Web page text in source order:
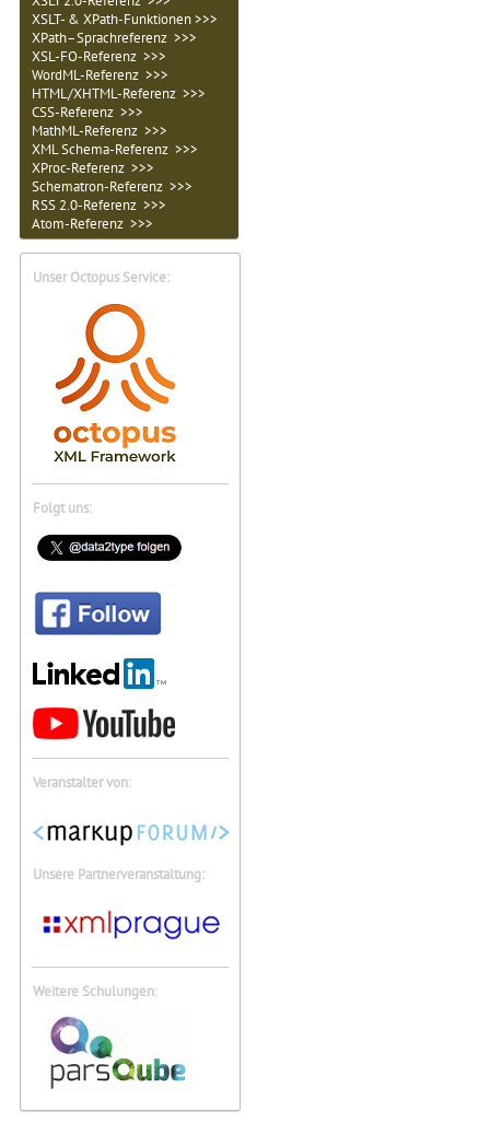
XSLT- & XPath-Funktionen >>>
XPath–Sprachreferenz >>>
XSL-FO-Referenz >>>
WordML-Referenz >>>
HTML/XHTML-Referenz >>>
CSS-Referenz >>>
MathML-Referenz >>>
XML Schema-Referenz >>>
XProc-Referenz >>>
Schematron-Referenz >>>
RSS 2.0-Referenz >>>
Atom-Referenz >>>
Unser Octopus Service:
Folgt uns:
Veranstalter von:
Unsere Partnerveranstaltung:
Weitere Schulungen: